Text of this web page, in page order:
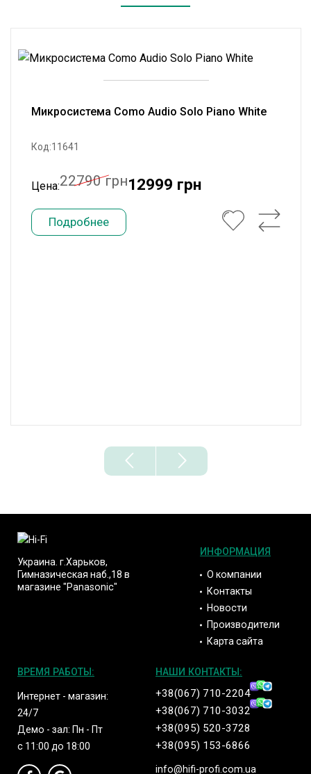
Микросистема Como Audio Solo Piano White
Код:11641
Цена:22790 грн12999 грн
Подробнее
Украина. г.Харьков,
Гимназическая наб.,18 в
магазине "Panasonic"
ИНФОРМАЦИЯ
О компании
Контакты
Новости
Производители
Карта сайта
ВРЕМЯ РАБОТЫ:
Интернет - магазин:
24/7
Демо - зал: Пн - Пт
с 11:00 до 18:00
НАШИ КОНТАКТЫ:
+38(067) 710-2204
+38(067) 710-3032
+38(095) 520-3728
+38(095) 153-6866
info@hifi-profi.com.ua